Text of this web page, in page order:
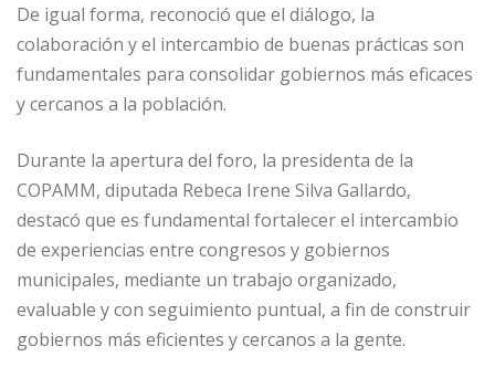
De igual forma, reconoció que el diálogo, la
colaboración y el intercambio de buenas prácticas son
fundamentales para consolidar gobiernos más eficaces
y cercanos a la población.
Durante la apertura del foro, la presidenta de la
COPAMM, diputada Rebeca Irene Silva Gallardo,
destacó que es fundamental fortalecer el intercambio
de experiencias entre congresos y gobiernos
municipales, mediante un trabajo organizado,
evaluable y con seguimiento puntual, a fin de construir
gobiernos más eficientes y cercanos a la gente.